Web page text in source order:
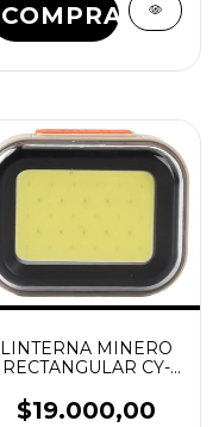
COMPRAR
LINTERNA MINERO
RECTANGULAR CY-
$19.000,00